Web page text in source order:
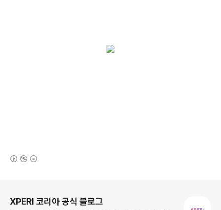
XPERI 코리아 공식 블로그